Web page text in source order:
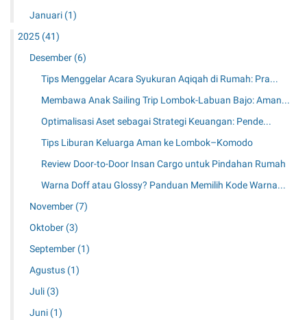
Januari (1)
2025 (41)
Desember (6)
Tips Menggelar Acara Syukuran Aqiqah di Rumah: Pra...
Membawa Anak Sailing Trip Lombok-Labuan Bajo: Aman...
Optimalisasi Aset sebagai Strategi Keuangan: Pende...
Tips Liburan Keluarga Aman ke Lombok–Komodo
Review Door-to-Door Insan Cargo untuk Pindahan Rumah
Warna Doff atau Glossy? Panduan Memilih Kode Warna...
November (7)
Oktober (3)
September (1)
Agustus (1)
Juli (3)
Juni (1)